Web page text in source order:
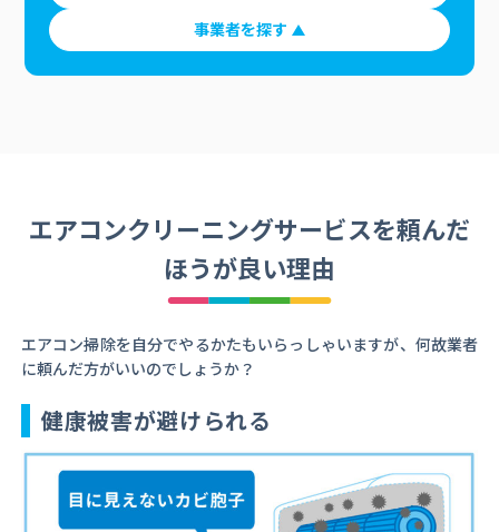
事業者を探す
エアコンクリーニングサービスを頼んだ
ほうが良い理由
エアコン掃除を自分でやるかたもいらっしゃいますが、何故業者
に頼んだ方がいいのでしょうか？
健康被害が避けられる